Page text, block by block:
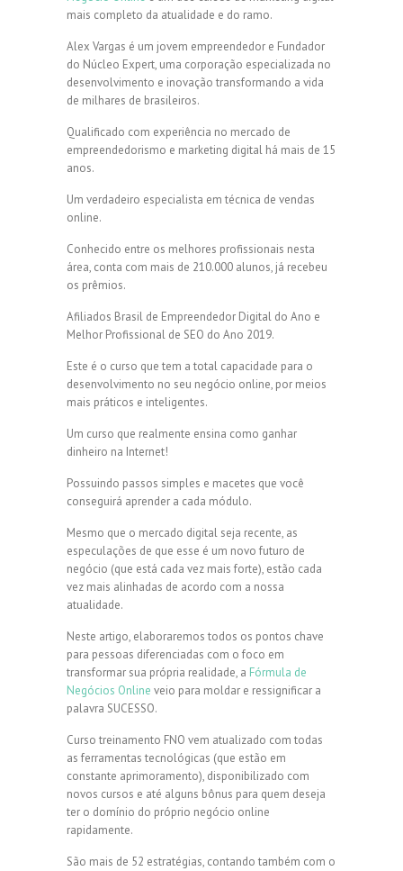
mais completo da atualidade e do ramo.
Alex Vargas é um jovem empreendedor e Fundador
do Núcleo Expert, uma corporação especializada no
desenvolvimento e inovação transformando a vida
de milhares de brasileiros.
Qualificado com experiência no mercado de
empreendedorismo e marketing digital há mais de 15
anos.
Um verdadeiro especialista em técnica de vendas
online.
Conhecido entre os melhores profissionais nesta
área, conta com mais de 210.000 alunos, já recebeu
os prêmios.
Afiliados Brasil de Empreendedor Digital do Ano e
Melhor Profissional de SEO do Ano 2019.
Este é o curso que tem a total capacidade para o
desenvolvimento no seu negócio online, por meios
mais práticos e inteligentes.
Um curso que realmente ensina como ganhar
dinheiro na Internet!
Possuindo passos simples e macetes que você
conseguirá aprender a cada módulo.
Mesmo que o mercado digital seja recente, as
especulações de que esse é um novo futuro de
negócio (que está cada vez mais forte), estão cada
vez mais alinhadas de acordo com a nossa
atualidade.
Neste artigo, elaboraremos todos os pontos chave
para pessoas diferenciadas com o foco em
transformar sua própria realidade, a Fórmula de
Negócios Online veio para moldar e ressignificar a
palavra SUCESSO.
Curso treinamento FNO vem atualizado com todas
as ferramentas tecnológicas (que estão em
constante aprimoramento), disponibilizado com
novos cursos e até alguns bônus para quem deseja
ter o domínio do próprio negócio online
rapidamente.
São mais de 52 estratégias, contando também com o